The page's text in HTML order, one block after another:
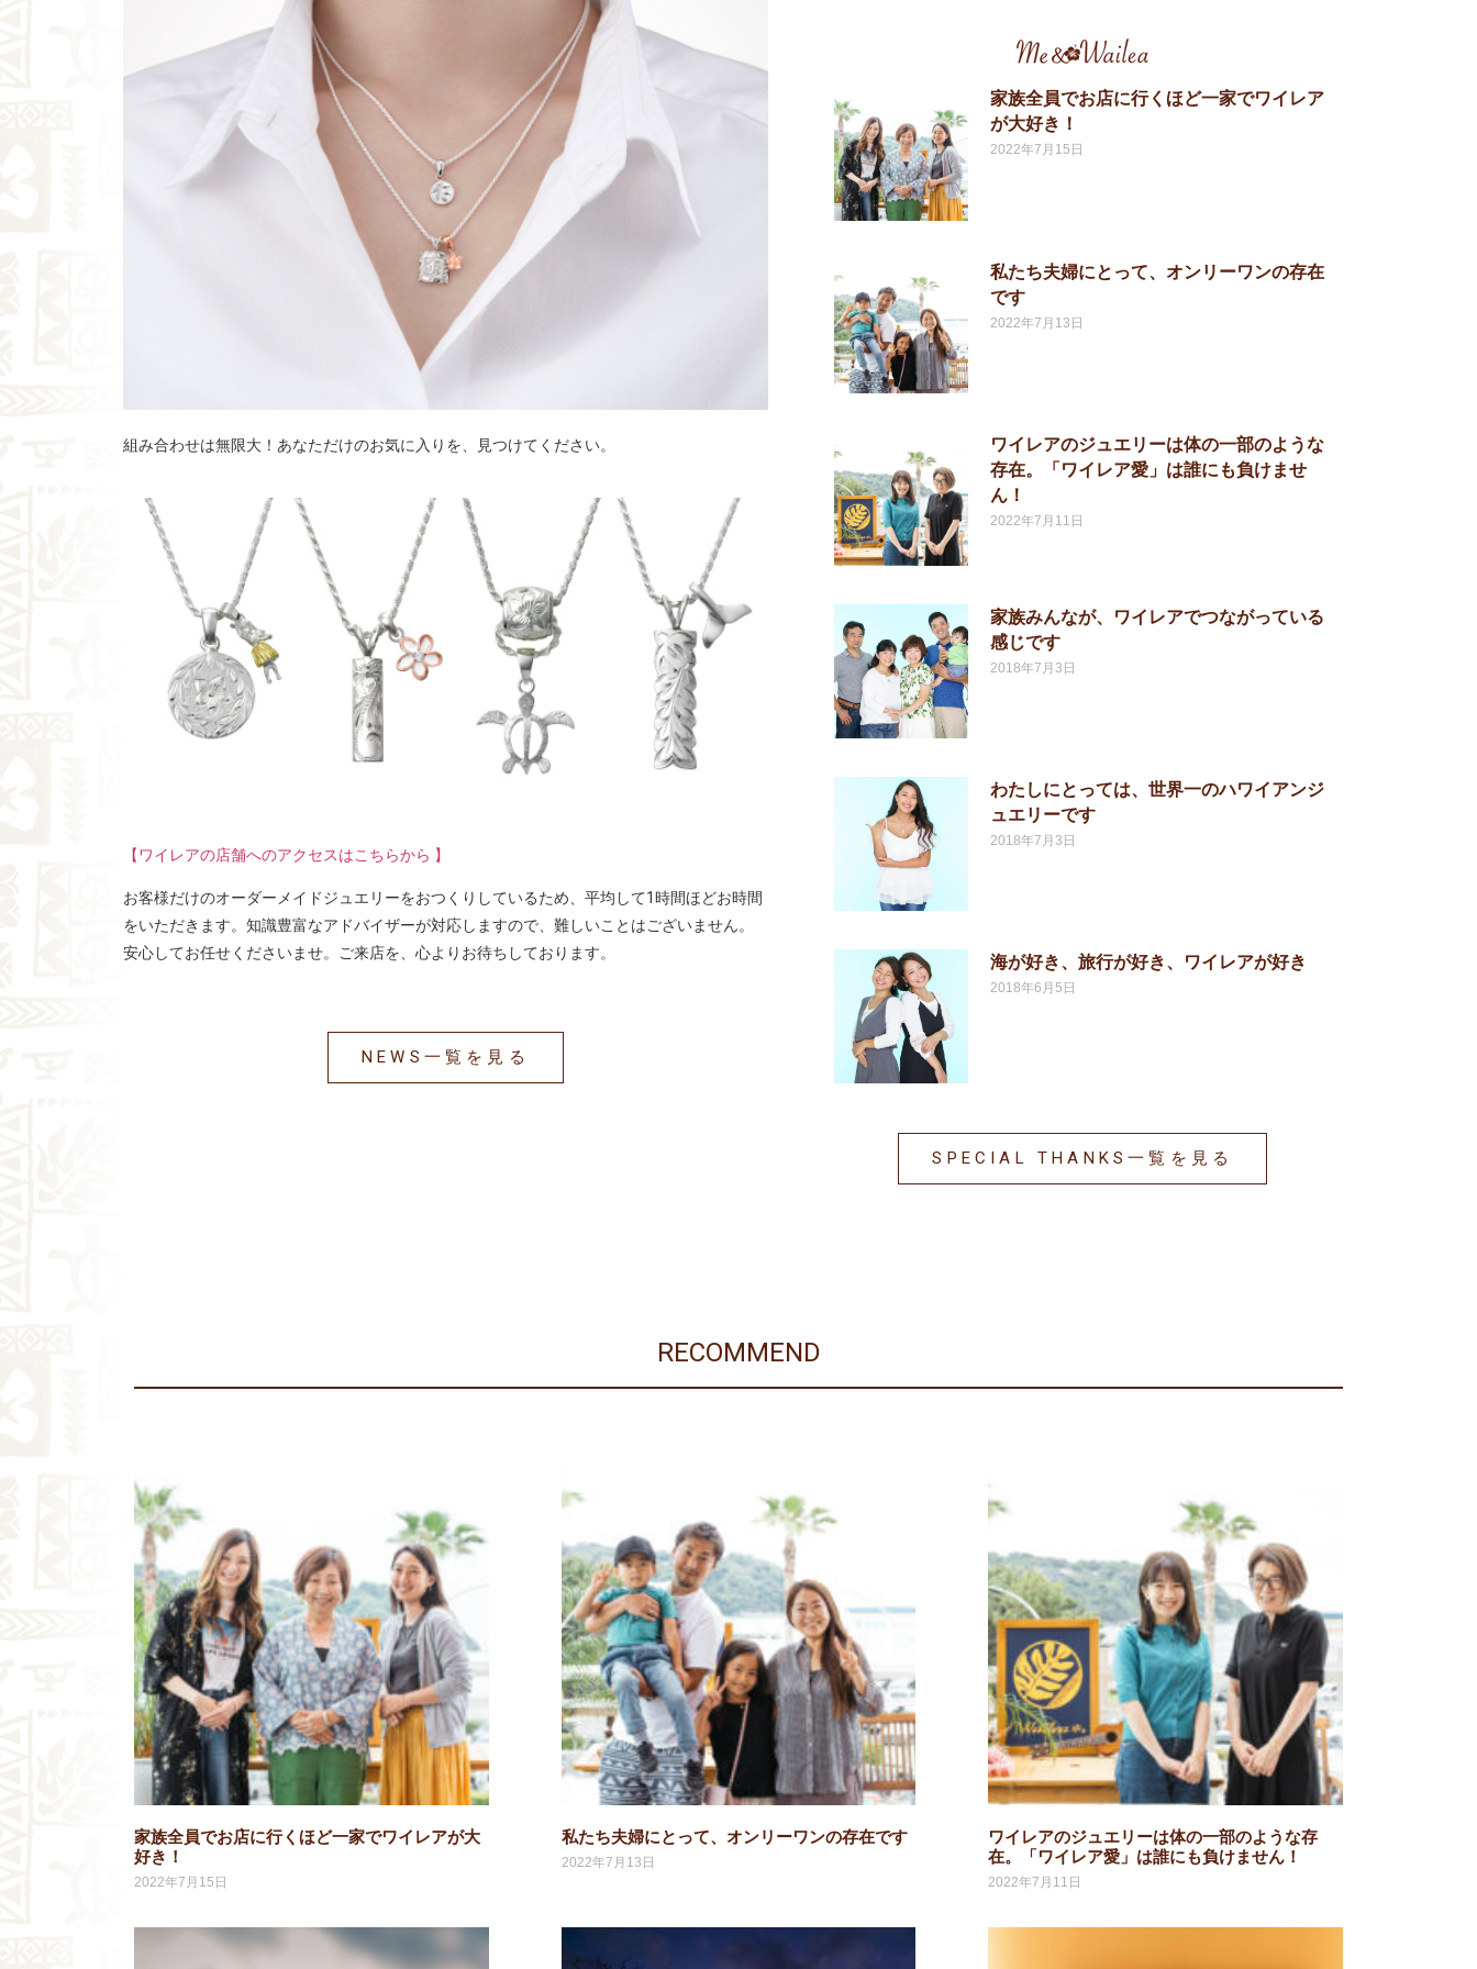
組み合わせは無限大！あなただけのお気に入りを、見つけてください。
【ワイレアの店舗へのアクセスはこちらから 】
お客様だけのオーダーメイドジュエリーをおつくりしているため、平均して1時間ほどお時間
をいただきます。知識豊富なアドバイザーが対応しますので、難しいことはございません。
安心してお任せくださいませ。ご来店を、心よりお待ちしております。
NEWS一覧を見る
家族全員でお店に行くほど一家でワイレア
が大好き！
2022年7月15日
私たち夫婦にとって、オンリーワンの存在
です
2022年7月13日
ワイレアのジュエリーは体の一部のような
存在。「ワイレア愛」は誰にも負けませ
ん！
2022年7月11日
家族みんなが、ワイレアでつながっている
感じです
2018年7月3日
わたしにとっては、世界一のハワイアンジ
ュエリーです
2018年7月3日
海が好き、旅行が好き、ワイレアが好き
2018年6月5日
SPECIAL THANKS一覧を見る
RECOMMEND
家族全員でお店に行くほど一家でワイレアが大
好き！
2022年7月15日
私たち夫婦にとって、オンリーワンの存在です
2022年7月13日
ワイレアのジュエリーは体の一部のような存
在。「ワイレア愛」は誰にも負けません！
2022年7月11日